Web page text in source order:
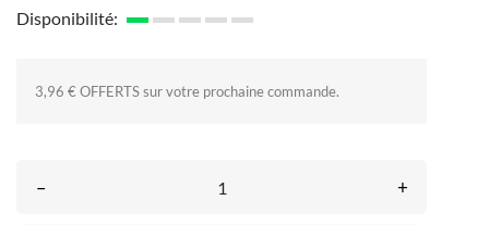
Disponibilité:
3,96 € OFFERTS sur votre prochaine commande.
– +